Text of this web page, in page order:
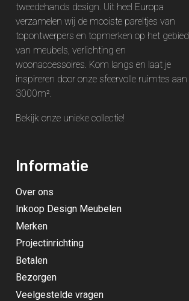
tweedehands design. Uit heel Europa
verzamelen wij de mooiste pareltjes van
topontwerpers en topmerken op het gebied
van meubels, verlichting en
woonaccessoires. Kom langs en laat je
inspireren door onze sfeervolle ruimtes aan
3000m².
Bekijk onze unieke collectie!
Informatie
Over ons
Inkoop Design Meubelen
Merken
Projectinrichting
Betalen
Bezorgen
Veelgestelde vragen